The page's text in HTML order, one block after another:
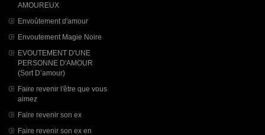
AMOUREUX
Envoûtement d'amour
Envoutement Magie Noire
EVOUTEMENT D'UNE
PERSONNE D'AMOUR
(Sort D’amour)
Faire revenir l'être que vous
aimez
Faire revenir son ex
Faire revenir son ex en